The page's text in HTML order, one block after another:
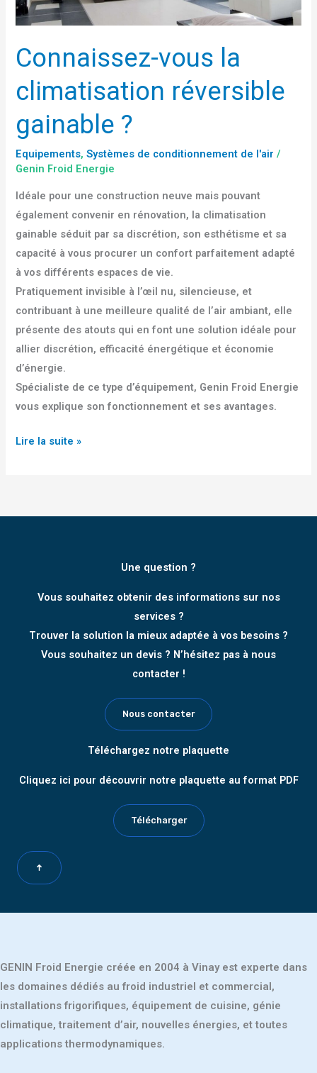
Connaissez-vous la
climatisation réversible
gainable ?
Equipements,Systèmes de conditionnement de l'air /
Genin Froid Energie
Idéale pour une construction neuve mais pouvant
également convenir en rénovation, la climatisation
gainable séduit par sa discrétion, son esthétisme et sa
capacité à vous procurer un confort parfaitement adapté
à vos différents espaces de vie.
Pratiquement invisible à l’œil nu, silencieuse, et
contribuant à une meilleure qualité de l’air ambiant, elle
présente des atouts qui en font une solution idéale pour
allier discrétion, efficacité énergétique et économie
d’énergie.
Spécialiste de ce type d’équipement, Genin Froid Energie
vous explique son fonctionnement et ses avantages.
Lire la suite »
Une question ?
Vous souhaitez obtenir des informations sur nos
services ?
Trouver la solution la mieux adaptée à vos besoins ?
Vous souhaitez un devis ? N’hésitez pas à nous
contacter !
Nous contacter
Téléchargez notre plaquette
Cliquez ici pour découvrir notre plaquette au format PDF
Télécharger
GENIN Froid Energie créée en 2004 à Vinay est experte dans
les domaines dédiés au froid industriel et commercial,
installations frigorifiques, équipement de cuisine, génie
climatique, traitement d’air, nouvelles énergies, et toutes
applications thermodynamiques.